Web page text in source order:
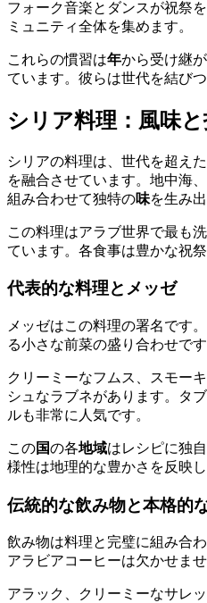
フォーク音楽とダンスが祝祭
ミュニティ全体を集めます。
これらの慣習は年から受け継
ています。彼らは世代を結びつ
シリア料理：風味
シリアの料理は、世代を超え
を融合させています。地中海
組み合わせて独特の味を生み
この料理はアラブ世界で最も
ています。各食事は豊かな祝祭
代表的な料理とメッゼ
メッゼはこの料理の署名です
る小さな前菜の盛り合わせです
クリーミーなフムス、スモー
シュなラブネがあります。タ
ルも非常に人気です。
この国の各地域はレシピに独
様性は地理的な豊かさを反映し
伝統的な飲み物と本格的
飲み物は料理と完璧に組み合
アラビアコーヒーは欠かせませ
アラック、クリーミーなサレ